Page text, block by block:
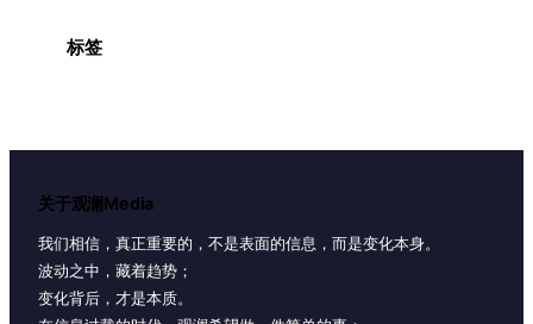
标签
关于观澜Media
我们相信，真正重要的，不是表面的信息，而是变化本身。
波动之中，藏着趋势；
变化背后，才是本质。